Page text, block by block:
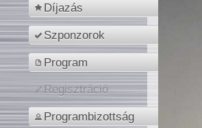
Díjazás
Szponzorok
Program
Regisztráció
Programbizottság